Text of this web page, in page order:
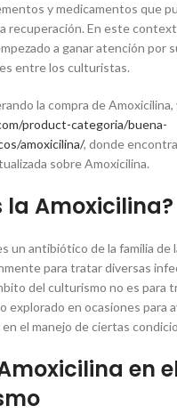
y medicamentos que
recuperación. En este
a ganar atención por
entre los culturistas.
la compra de
product-categoria/buena-
amoxicilina/, donde
sobre Amoxicilina.
la Amoxicilina?
un antibiótico de la familia de
para tratar diversas
del culturismo no es para
explorado en ocasiones para
el manejo de ciertas
en